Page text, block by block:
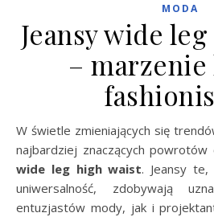
MODA
Jeansy wide
– marzenie
W świetle zmieniających się trendów modowych, jednym z
najbardziej znaczących
wide leg high waist. Jeansy te,
uniwersalność, zdobywają
entuzjastów mody, jak i